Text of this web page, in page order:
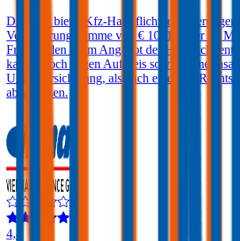
Die HDI bietet Kfz-Haftpflichtversicherungen
Versicherungssumme von € 10, 15 oder 20
Freischaden ist im Angebot der HDI nicht
kann jedoch gegen Aufpreis sowohl eine
Unfallversicherung, als auch eine Kfz-
abschließen.
4,4